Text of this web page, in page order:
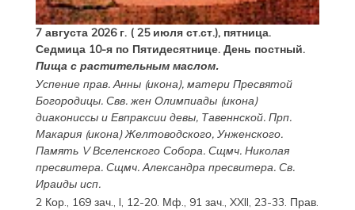
7 августа 2026 г. ( 25 июля ст.ст.), пятница.
Седмица 10-я по Пятидесятнице. День постный.
Пища с растительным маслом.
Успение прав.Анны(икона), матери Пресвятой
Богородицы. Свв. жен Олимпиады(икона)
диакониссы и Евпраксиидевы, Тавеннской. Прп.
Макария(икона) Желтоводского, Унженского.
Память V Вселенского Собора. Сщмч. Николая
пресвитера. Сщмч.Александрапресвитера. Св.
Ираидыисп.
2 Кор., 169 зач., I, 12-20. Мф., 91 зач., XXII, 23-33. Прав.